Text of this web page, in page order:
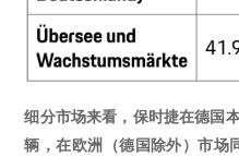
细分市场来看，保时捷在德国
辆，在欧洲（德国除外）市场